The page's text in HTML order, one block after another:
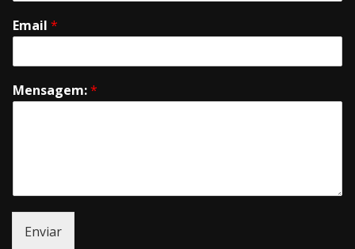
Email *
Mensagem:*
Enviar